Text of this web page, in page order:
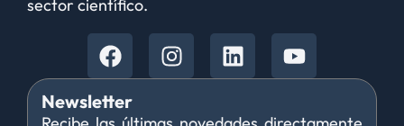
sector científico.
Newsletter